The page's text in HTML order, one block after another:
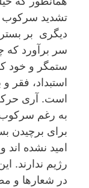
تشدید سرکوب و
دیگری بر بستر
سر برآورد کە
ستمگر و خود
استبداد، فقر و
است. آری حرکت
بە رغم سرکوب
برای برچیدن
امید نشدە اند و
رژیم ندارند.
در شعارها و